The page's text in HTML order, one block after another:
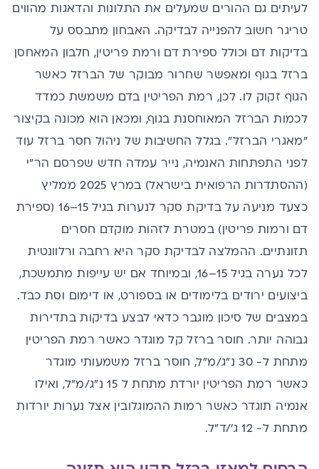
לעיתים גם ההורים שמעלים את התלונות והדאגות מהווים
טריגר חשוב להפנייה לבדיקה. האבחון מתבסס על
בדיקות דם וכולל ספירת דם ורמת פריטין, חלבון המאחסן
ברזל בגוף ומאפשר שחרור מבוקר של הברזל כאשר
הגוף זקוק לו. לכן, רמת הפריטין בדם משמשת כמדד
לכמות הברזל המאוחסנת בגוף, ומכאן הוא מכונה בקיצור
"מאגרי הברזל". בגלל החשיבות של ניהול חסר ברזל עוד
לפני התפתחות האנמיה, נייר עמדה חדש שפרסם הר"י
(ההסתדרות הרפואית בישראל) במרץ 2025 ממליץ
כצעד מניעה על בדיקת סקר לנערות בגיל 15–16 (ספירת
דם ורמות פריטין) במטרת לזהות מוקדם חסרים
תזונתיים. ההמלצה לבדיקת סקר היא רחבה ורלוונטית
לכל נערה בגיל 15–16, ובמיוחד אם יש עייפות מתמשכת,
ביצועים ירודים בלימודים או בספורט, או דימום וסת כבד.
במצבים של סיכון מוגבר כדאי לבצע בדיקות בתדירות
גבוהה יותר. חוסר ברזל קל מוגדר כאשר רמת הפריטין
מתחת ל- 30 נ"ג/מ"ל, חוסר ברזל משמעותי מוגדר
כאשר רמת הפריטין יורדת מתחת ל 15 נ"ג/מ"ל, ואילו
אנמיה תוגדר כאשר רמות ההמוגלובין אצל נערות יורדות
מתחת ל- 12 ג'/ד"ל.